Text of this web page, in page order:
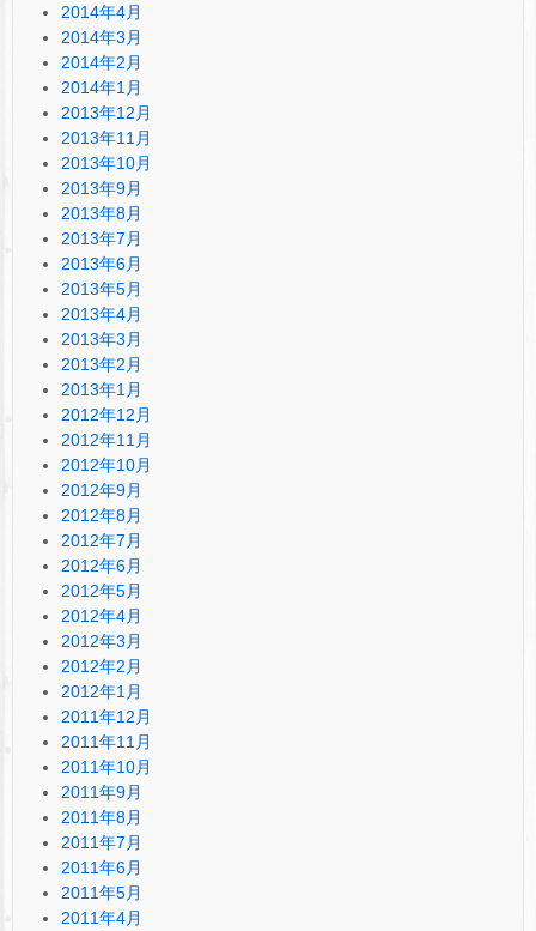
2014年4月
2014年3月
2014年2月
2014年1月
2013年12月
2013年11月
2013年10月
2013年9月
2013年8月
2013年7月
2013年6月
2013年5月
2013年4月
2013年3月
2013年2月
2013年1月
2012年12月
2012年11月
2012年10月
2012年9月
2012年8月
2012年7月
2012年6月
2012年5月
2012年4月
2012年3月
2012年2月
2012年1月
2011年12月
2011年11月
2011年10月
2011年9月
2011年8月
2011年7月
2011年6月
2011年5月
2011年4月